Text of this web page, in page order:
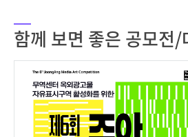
함께 보면 좋은 공모전/